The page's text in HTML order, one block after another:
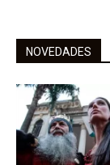
NOVEDADES